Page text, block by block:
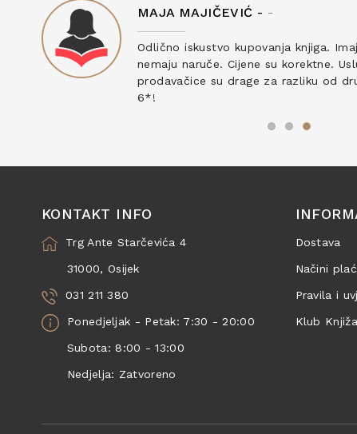
MAJA MAJIČEVIĆ - -
Odlično iskustvo kupovanja knjiga.
nemaju naruče. Cijene su korektne.
prodavačice su drage za razliku od
6*!
KONTAKT INFO
Trg Ante Starčevića 4
31000, Osijek
031 211 380
Ponedjeljak - Petak: 7:30 - 20:00
Subota: 8:00 - 13:00
Nedjelja: Zatvoreno
Dostava
Načini
Pravila i
Klub